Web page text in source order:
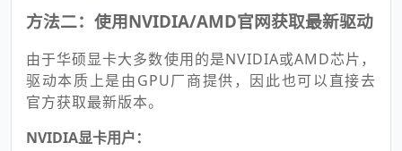
方法二：使用NVIDIA/AMD官网获取最新驱动
由于华硕显卡大多数使用的是NVIDIA或AMD芯片，
驱动本质上是由GPU厂商提供，因此也可以直接去
官方获取最新版本。
NVIDIA显卡用户：